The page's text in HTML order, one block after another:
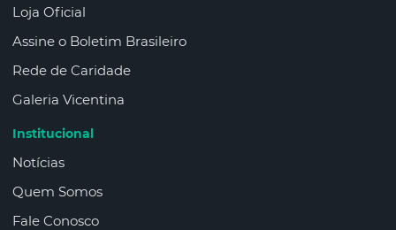
Loja Oficial
Assine o Boletim Brasileiro
Rede de Caridade
Galeria Vicentina
Institucional
Notícias
Quem Somos
Fale Conosco